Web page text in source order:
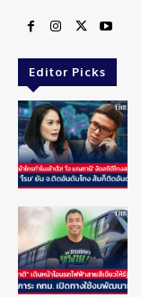
Editor Picks